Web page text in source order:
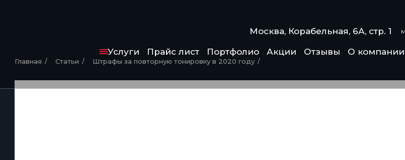
Москва, Корабельная, 6А, стр. 1
Услуги Прайс лист Портфолио Акции Отзывы О компании
Главная Статьи Штрафы за повторную тонировку в 2020 году